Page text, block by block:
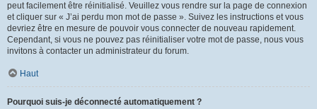
peut facilement être réinitialisé. Veuillez vous rendre sur la page de connexion
et cliquer sur « J’ai perdu mon mot de passe ». Suivez les instructions et vous
devriez être en mesure de pouvoir vous connecter de nouveau rapidement.
Cependant, si vous ne pouvez pas réinitialiser votre mot de passe, nous vous
invitons à contacter un administrateur du forum.
Haut
Pourquoi suis-je déconnecté automatiquement ?